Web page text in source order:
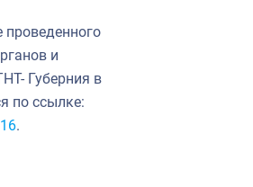
проведенного
и
Губерния в
по ссылке:
.